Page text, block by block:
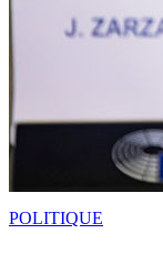
POLITIQUE